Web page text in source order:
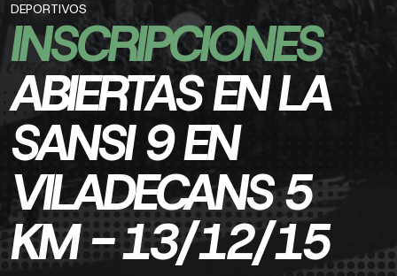
DEPORTIVOS
INSCRIPCIONES
ABIERTAS EN LA
SANSI 9 EN
VILADECANS 5
KM - 13/12/15